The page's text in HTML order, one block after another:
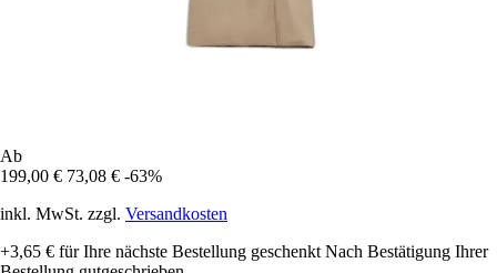
Ab
199,00 € 73,08 € -63%
inkl. MwSt. zzgl. Versandkosten
+3,65 € für Ihre nächste Bestellung geschenkt Nach Bestätigung Ihrer